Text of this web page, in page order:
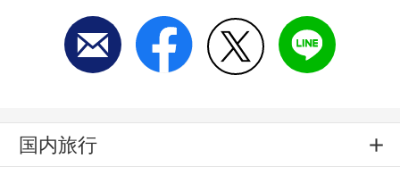
国内旅行